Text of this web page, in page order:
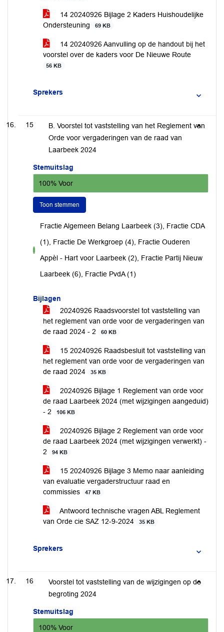
14 20240926 Bijlage 2 Kaders Huishoudelijke
Ondersteuning
69 KB
14 20240926 Aanvulling op de handout bij het
voorstel over de kaders voor De Nieuwe Route
56 KB
Sprekers
15
B. Voorstel tot vaststelling van het Reglement van
Orde voor vergaderingen van de raad van
Laarbeek 2024
Stemuitslag
100% Voor
Toon stemmen
voor
Fractie Algemeen Belang Laarbeek (3), Fractie CDA
(1), Fractie De Werkgroep (4), Fractie Ouderen
Appèl - Hart voor Laarbeek (2), Fractie Partij Nieuw
Laarbeek (6), Fractie PvdA (1)
Bijlagen
20240926 Raadsvoorstel tot vaststelling van
het reglement van orde voor de vergaderingen van
de raad 2024 - 2
60 KB
15 20240926 Raadsbesluit tot vaststelling van
het reglement van orde voor de vergaderingen van
de raad 2024
35 KB
20240926 Bijlage 1 Reglement van orde voor
de raad Laarbeek 2024 (met wijzigingen aangeduid)
- 2
106 KB
20240926 Bijlage 2 Reglement van orde voor
de raad Laarbeek 2024 (met wijzigingen verwerkt) -
2
94 KB
15 20240926 Bijlage 3 Memo naar aanleiding
van evaluatie vergaderstructuur raad en
commissies
47 KB
Antwoord technische vragen ABL Reglement
van Orde cie SAZ 12-9-2024
35 KB
Sprekers
16
Voorstel tot vaststelling van de wijzigingen op de
begroting 2024
Stemuitslag
100% Voor